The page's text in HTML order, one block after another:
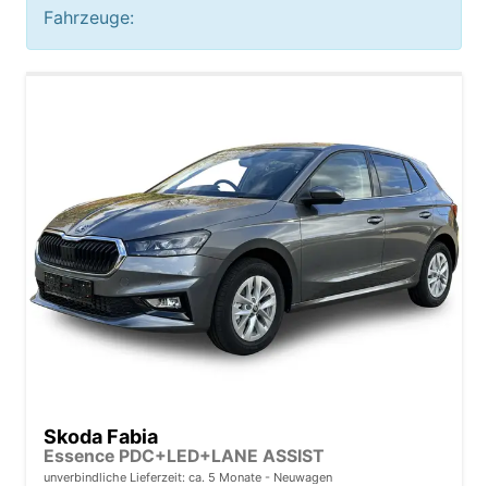
Fahrzeuge:
Skoda Fabia
Essence PDC+LED+LANE ASSIST
unverbindliche Lieferzeit: ca. 5 Monate Neuwagen